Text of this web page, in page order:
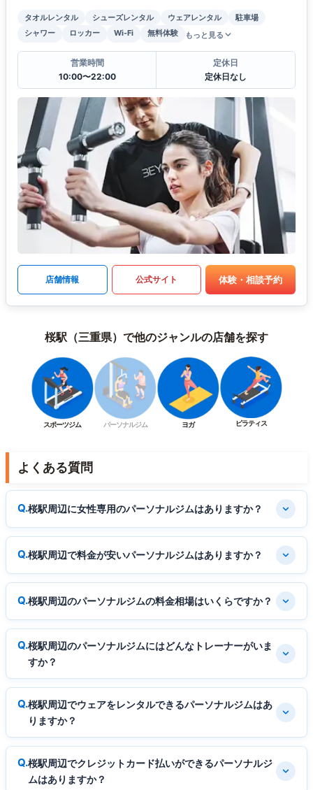
タオルレンタル シューズレンタル ウェアレンタル
駐車場
シャワー
ロッカー Wi-Fi 無料体験 もっと見る
営業時間
10:00〜22:00
定休日
定休日なし
店舗情報 公式サイト 体験・相談予約
桜駅（三重県）で他のジャンルの店舗を探す
スポーツジム パーソナルジム ヨガ ピラティス
よくある質問
桜駅周辺に女性専用のパーソナルジムはありますか？
桜駅周辺で料金が安いパーソナルジムはありますか？
桜駅周辺のパーソナルジムの料金相場はいくらですか？
桜駅周辺のパーソナルジムにはどんなトレーナーがいま
すか？
桜駅周辺でウェアをレンタルできるパーソナルジムはあ
りますか？
桜駅周辺でクレジットカード払いができるパーソナルジ
ムはありますか？